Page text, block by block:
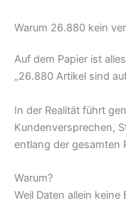
Warum 26.880 kein
Auf dem Papier ist
„26.880 Artikel sind
In der Realität führt
Kundenversprechen,
entlang der gesamten
Warum?
Weil Daten allein